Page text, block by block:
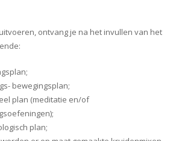
ontvang je na het invullen van het
bewegingsplan;
plan (meditatie en/of
plan;